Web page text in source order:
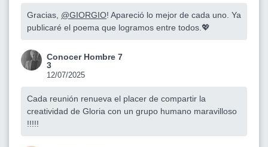
Gracias, @GIORGIO! Apareció lo mejor de cada uno. Ya
publicaré el poema que logramos entre todos.💖
Conocer Hombre 7
3
12/07/2025
Cada reunión renueva el placer de compartir la
creatividad de Gloria con un grupo humano maravilloso
!!!!!